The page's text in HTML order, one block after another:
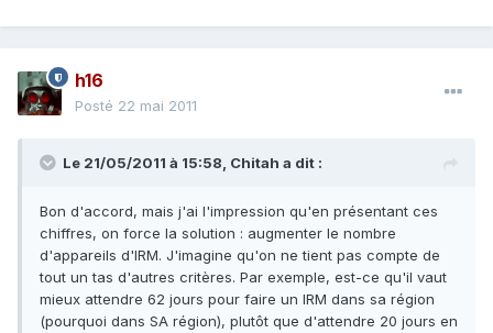
h16
Posté 22 mai 2011
Le 21/05/2011 à 15:58, Chitah a dit :
Bon d'accord, mais j'ai l'impression qu'en présentant ces
chiffres, on force la solution : augmenter le nombre
d'appareils d'IRM. J'imagine qu'on ne tient pas compte de
tout un tas d'autres critères. Par exemple, est-ce qu'il vaut
mieux attendre 62 jours pour faire un IRM dans sa région
(pourquoi dans SA région), plutôt que d'attendre 20 jours en